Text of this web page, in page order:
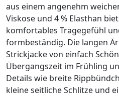
aus einem angenehm
Viskose und 4 % Elasthan
komfortables Tragegefühl
formbeständig. Die langen
Strickjacke von einfach
Übergangszeit im Frühling
Details wie breite
kleine seitliche Schlitze und